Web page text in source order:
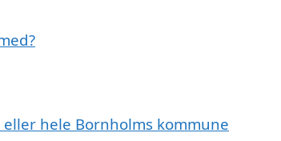
hele Bornholms kommune